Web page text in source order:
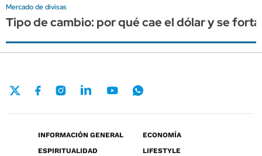
Mercado de divisas
Tipo de cambio: por qué cae el dólar y se
INFORMACIÓN GENERAL
ECONOMÍA
ESPIRITUALIDAD
LIFESTYLE